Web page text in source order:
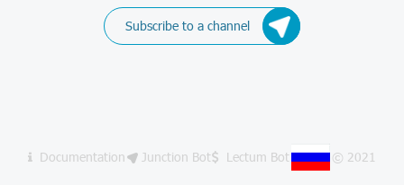
Subscribe to a channel
Documentation Junction Bot Lectum Bot © 2021